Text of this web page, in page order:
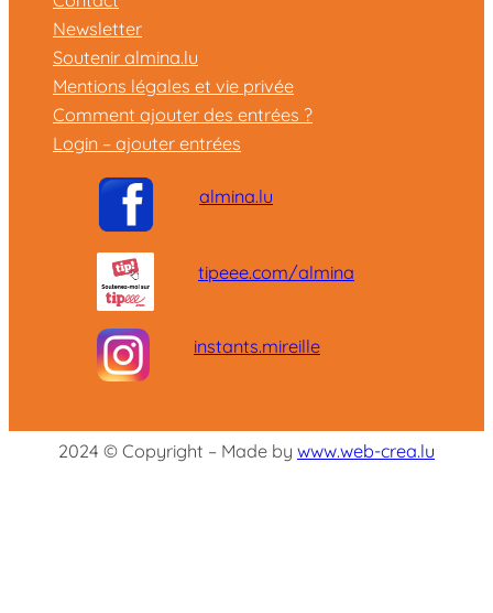
Newsletter
Soutenir almina.lu
Mentions légales et vie privée
Comment ajouter des entrées ?
Login – ajouter entrées
almina.lu
tipeee.com/almina
instants.mireille
2024 © Copyright – Made by www.web-crea.lu